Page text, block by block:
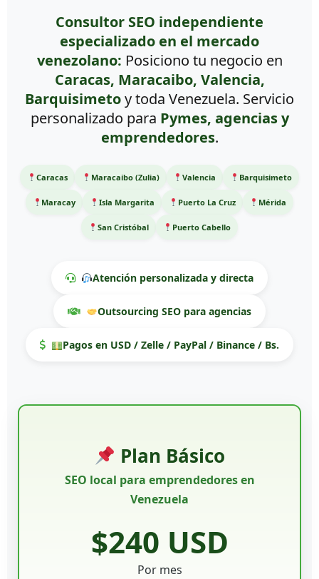
Consultor SEO independiente
especializado en el mercado
venezolano: Posiciono tu negocio en
Caracas, Maracaibo, Valencia,
Barquisimetoy toda Venezuela. Servicio
personalizado para Pymes, agencias y
emprendedores.
Caracas Maracaibo (Zulia) Valencia Barquisimeto
Maracay Isla Margarita Puerto La Cruz Mérida
San Cristóbal Puerto Cabello
Atención personalizada y directa
Outsourcing SEO para agencias
Pagos en USD / Zelle / PayPal / Binance / Bs.
Plan Básico
SEO local para emprendedores en
Venezuela
$240 USD
Por mes